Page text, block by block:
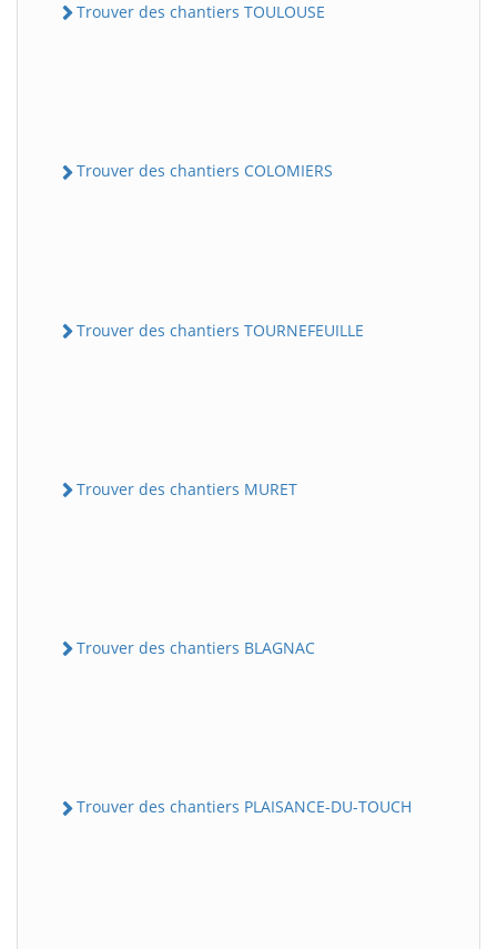
Trouver des chantiers TOULOUSE
Trouver des chantiers COLOMIERS
Trouver des chantiers TOURNEFEUILLE
Trouver des chantiers MURET
Trouver des chantiers BLAGNAC
Trouver des chantiers PLAISANCE-DU-TOUCH